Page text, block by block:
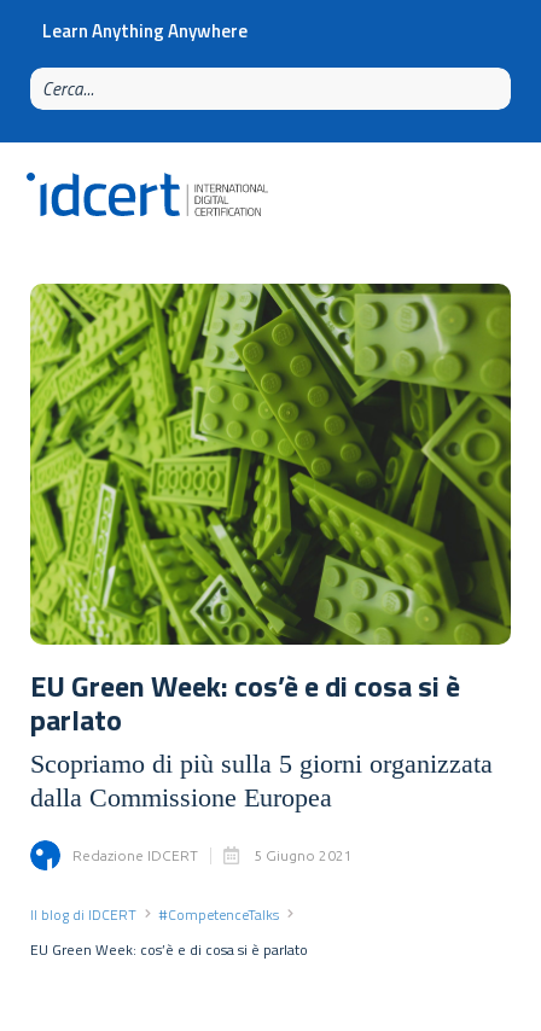
Learn Anything Anywhere
EU Green Week: cos’è e di cosa si è
parlato
Scopriamo di più sulla 5 giorni organizzata
dalla Commissione Europea
Redazione IDCERT 5 Giugno 2021
Il blog di IDCERT
#CompetenceTalks
EU Green Week: cos’è e di cosa si è parlato